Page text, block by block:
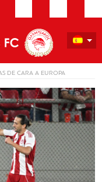
DE CARA A EUROPA